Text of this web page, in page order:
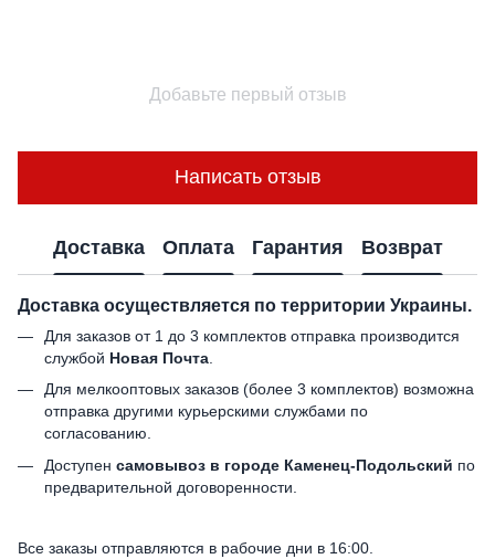
Добавьте первый отзыв
Написать отзыв
Доставка Оплата Гарантия Возврат
Доставка осуществляется по территории Украины.
Для заказов от 1 до 3 комплектов отправка производится
службой Новая Почта
Для мелкооптовых заказов (более 3 комплектов) возможна
отправка другими курьерскими службами по
согласованию.
Доступен самовывоз в городе Каменец-Подольский по
предварительной договоренности.
Все заказы отправляются в рабочие дни в 16:00.